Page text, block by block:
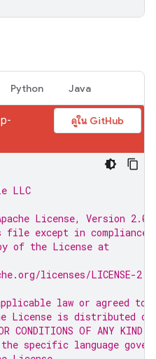
Python Java
ดูใน GitHub
LLC
License, Version
file except in compliance
of the License at
licenses/LICENSE-2.0
law or agreed
License is distributed on
OR CONDITIONS OF ANY
specific language